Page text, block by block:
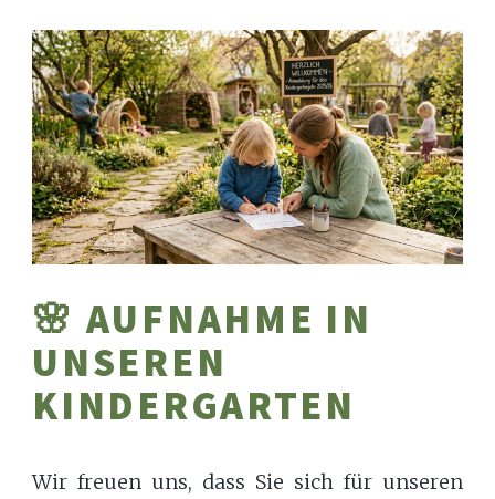
🌸 AUFNAHME IN
UNSEREN
KINDERGARTEN
Wir freuen uns, dass Sie sich für unseren